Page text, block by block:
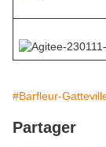
#Barfleur-
Partager